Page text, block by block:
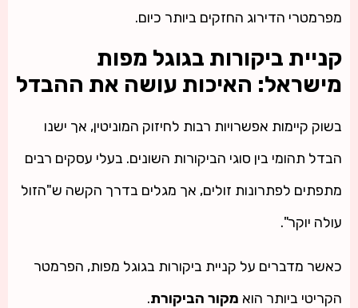
מפרמטרי הדירוג החזקים ביותר כיום.
קניית ביקורות בגוגל מפות
מישראל: האיכות עושה את ההבדל
בשוק קיימות אפשרויות רבות לחיזוק המוניטין, אך ישנו
הבדל תהומי בין סוגי הביקורות השונים. בעלי עסקים רבים
מתפתים לפתרונות זולים, אך מגלים בדרך הקשה ש"הזול
עולה יוקר".
כאשר מדברים על קניית ביקורות בגוגל מפות, הפרמטר
הקריטי ביותר הוא מקור הביקורת.